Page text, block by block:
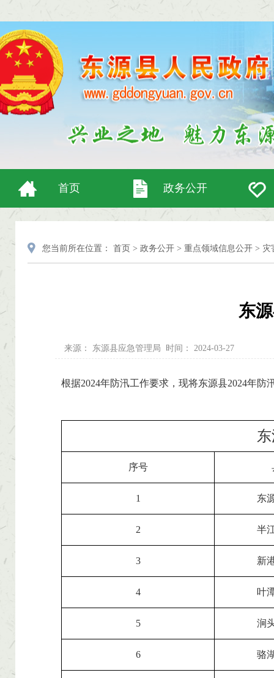
首页 政务公开
您当前所在位置： 首页 > 政务公开 > 重点领域信息公开 > 灾
东
来源： 东源县应急管理局 时间： 2024-03-27
根据2024年防汛工作要求，现将东源县2024年防
序号
1 东
2 半
3 新
4 叶
5 涧
6 骆